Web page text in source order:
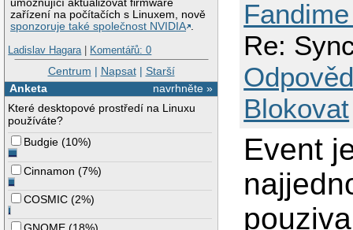
umožňující aktualizovat firmware
zařízení na počítačích s Linuxem, nově
sponzoruje také společnost NVIDIA .
Ladislav Hagara| Komentářů: 0
Centrum | Napsat| Starší
navrhněte »
Anketa
Které desktopové prostředí na Linuxu
používáte?
Budgie (10%)
Cinnamon (7%)
COSMIC (2%)
Re:
Blokovat
Event